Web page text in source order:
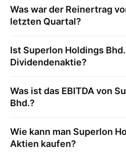
Was war der Reinertrag
letzten Quartal?
Ist Superlon Holdings Bhd.
Dividendenaktie?
Was ist das EBITDA von
Bhd.?
Wie kann man Superlon
Aktien kaufen?